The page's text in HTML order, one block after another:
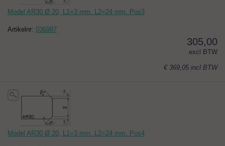
Model AR30 Ø 20, L1=3 mm. L2=24 mm. Pos3
Artikelnr: 036987
305,00
excl BTW
€ 369,05 incl BTW
Model AR30 Ø 20, L1=3 mm. L2=24 mm. Pos4